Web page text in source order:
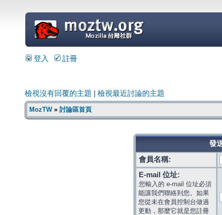
=
登入 註冊
檢視沒有回覆的主題 檢視最近討論的主題
MozTW» 討論區首頁
發
會員名稱:
E-mail 位址:
您輸入的 e-mail 位址必須
能讓我們聯絡到您。如果
您從未在會員控制台做過
更動，那麼它就是您註冊